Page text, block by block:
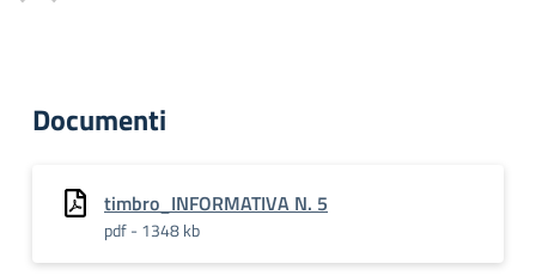
Documenti
timbro_INFORMATIVA N. 5
pdf - 1348 kb